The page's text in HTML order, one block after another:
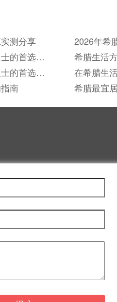
测分享
2026年希
的首选之
希腊生活
的首选之
在希腊生
南
希腊最宜